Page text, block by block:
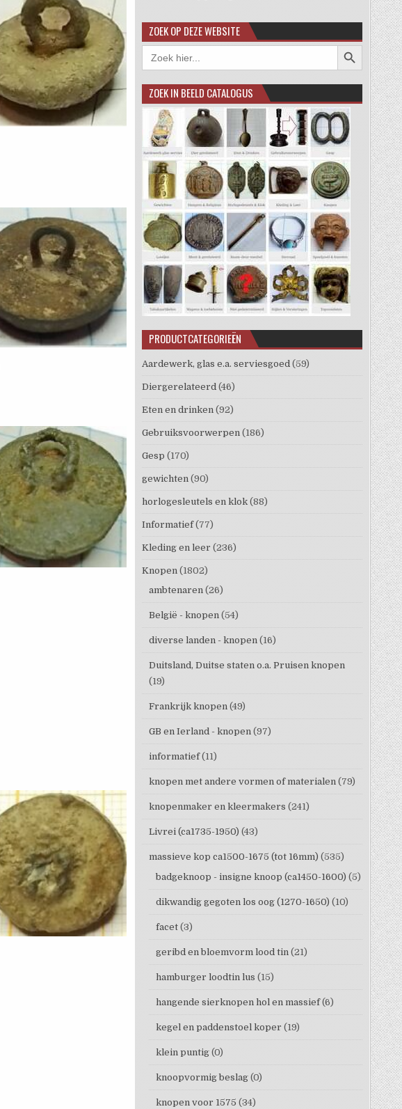
ZOEK OP DEZE WEBSITE
Zoek
naar:
Zoekknop
ZOEK IN BEELD CATALOGUS
PRODUCTCATEGORIEËN
Aardewerk, glas e.a. serviesgoed (59)
Diergerelateerd (46)
Eten en drinken (92)
Gebruiksvoorwerpen (186)
Gesp (170)
gewichten (90)
horlogesleutels en klok (88)
Informatief (77)
Kleding en leer (236)
Knopen (1802)
ambtenaren (26)
België - knopen (54)
diverse landen - knopen (16)
Duitsland, Duitse staten o.a. Pruisen knopen
(19)
Frankrijk knopen (49)
GB en Ierland - knopen (97)
informatief (11)
knopen met andere vormen of materialen (79)
knopenmaker en kleermakers (241)
Livrei (ca1735-1950) (43)
massieve kop ca1500-1675 (tot 16mm) (535)
badgeknoop - insigne knoop (ca1450-1600) (5)
dikwandig gegoten los oog (1270-1650) (10)
facet (3)
geribd en bloemvorm lood tin (21)
hamburger loodtin lus (15)
hangende sierknopen hol en massief (6)
kegel en paddenstoel koper (19)
klein puntig (0)
knoopvormig beslag (0)
knopen voor 1575 (34)